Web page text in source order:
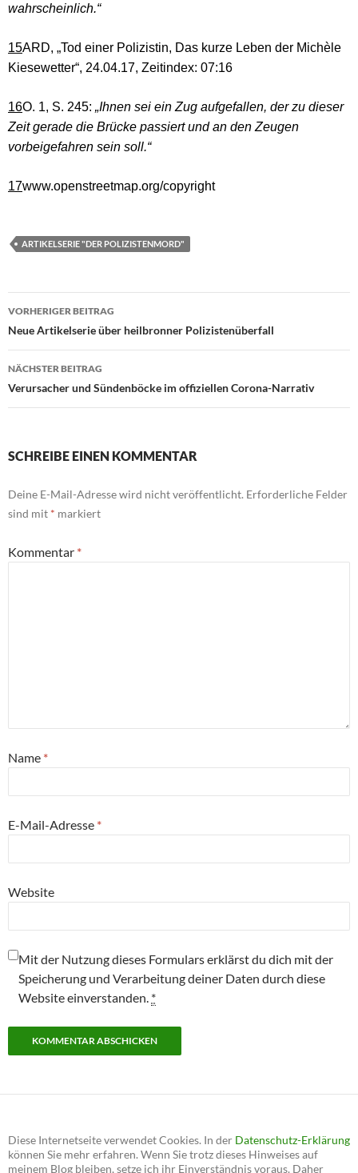
wahrscheinlich.“
15ARD, „Tod einer Polizistin, Das kurze Leben der Michèle
Kiesewetter“, 24.04.17, Zeitindex: 07:16
16O. 1, S. 245: „Ihnen sei ein Zug aufgefallen, der zu dieser
Zeit gerade die Brücke passiert und an den Zeugen
vorbeigefahren sein soll.“
17www.openstreetmap.org/copyright
ARTIKELSERIE "DER POLIZISTENMORD"
Beitragsnavigation
VORHERIGER BEITRAG
Neue Artikelserie über heilbronner Polizistenüberfall
NÄCHSTER BEITRAG
Verursacher und Sündenböcke im offiziellen Corona-Narrativ
SCHREIBE EINEN KOMMENTAR
Deine E-Mail-Adresse wird nicht veröffentlicht. Erforderliche Felder
sind mit * markiert
Kommentar *
Name *
E-Mail-Adresse *
Website
Mit der Nutzung dieses Formulars erklärst du dich mit der
Speicherung und Verarbeitung deiner Daten durch diese
Website einverstanden. *
Diese Internetseite verwendet Cookies. In der Datenschutz-Erklärung
können Sie mehr erfahren. Wenn Sie trotz dieses Hinweises auf
meinem Blog bleiben, setze ich ihr Einverständnis voraus. Daher